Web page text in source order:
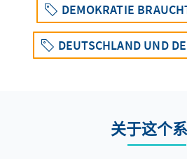
DEMOKRATIE
DEUTSCHLAND UND
关于这个